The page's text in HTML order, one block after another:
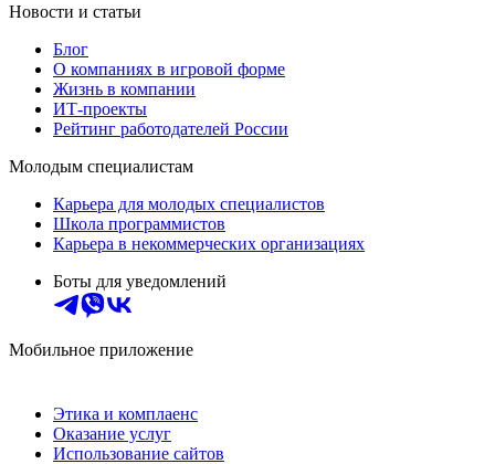
Новости и статьи
Блог
О компаниях в игровой форме
Жизнь в компании
ИТ-проекты
Рейтинг работодателей России
Молодым специалистам
Карьера для молодых специалистов
Школа программистов
Карьера в некоммерческих организациях
Боты для уведомлений
Мобильное приложение
Этика и комплаенс
Оказание услуг
Использование сайтов